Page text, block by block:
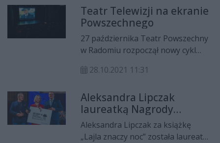
Teatr Telewizji na ekranie
Powszechnego
27 października Teatr Powszechny
w Radomiu rozpoczął nowy cykl
Tym razem prezentowane będą
znakomitych twórców zrealizowane
dla Teatru Telewizji.
28.10.2021 11:31
Aleksandra Lipczak
laureatką Nagrody
Gombrowicza
Aleksandra Lipczak za książkę
„Lajla znaczy noc” została laureatką